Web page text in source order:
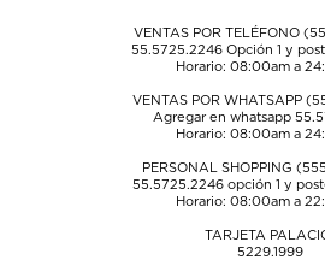
VENTAS POR TELÉFONO
55.5725.2246Opción 1 y
Horario: 08:00am a
VENTAS POR WHATSAPP
Agregar en whatsapp
Horario: 08:00am a
PERSONAL SHOPPING
55.5725.2246opción 1 y
Horario: 08:00am a
TARJETA
5229.1999